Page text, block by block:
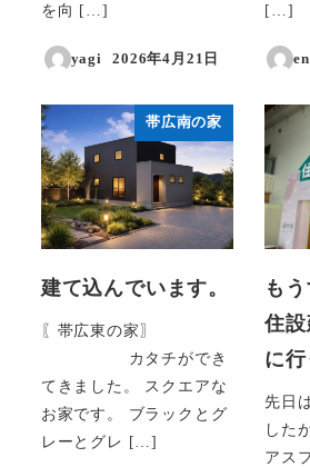
を向 […]
yagi
投稿日
2026年4月21日
[…]
帯広南の家
建て込んでいます。
〖帯広東の家〗
カタチができ
てきました。 スクエアな
お家です。 ブラックとグ
レーとグレ […]
も
住
に行
先日
した
アス